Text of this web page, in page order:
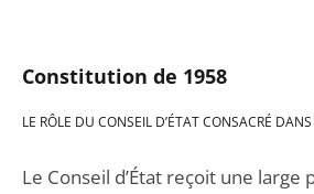
Constitution de 1958
LE RÔLE DU CONSEIL D’ÉTAT CONSACRÉ
Le Conseil d’État reçoit une large